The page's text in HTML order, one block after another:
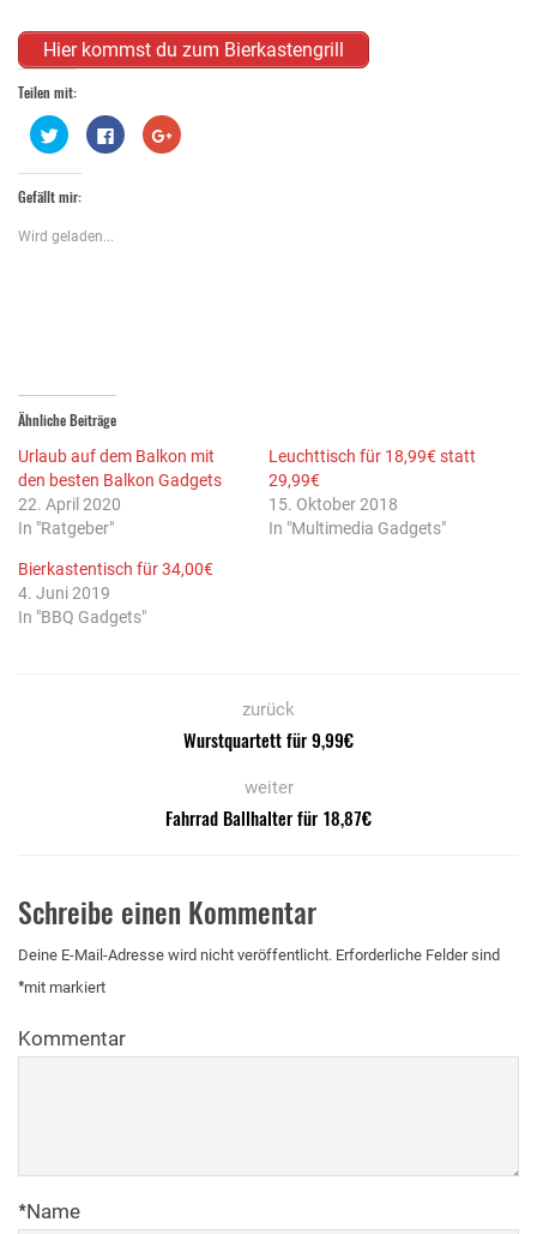
Hier kommst du zum Bierkastengrill
Teilen mit:
Klick,
um
Twitter
zu
teilen
in
neuem
Klick,
um
Zum
Teilen
Gefällt mir:
Wird geladen...
Ähnliche Beiträge
Urlaub auf dem Balkon mit
den besten Balkon Gadgets
22. April 2020
In "Ratgeber"
Leuchttisch für 18,99€ statt
29,99€
15. Oktober 2018
In "Multimedia Gadgets"
Bierkastentisch für 34,00€
4. Juni 2019
In "BBQ Gadgets"
zurück
Wurstquartett für 9,99€
weiter
Fahrrad Ballhalter für 18,87€
Schreibe einen Kommentar
Deine E-Mail-Adresse wird nicht veröffentlicht. Erforderliche Felder sind
mit
* markiert
Kommentar
Name
*